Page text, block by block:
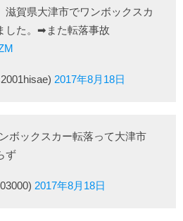
滋賀県大津市でワンボックスカ
した。➡また転落事故
2017年8月18日
ボックスカー転落って大津市
ず
2017年8月18日